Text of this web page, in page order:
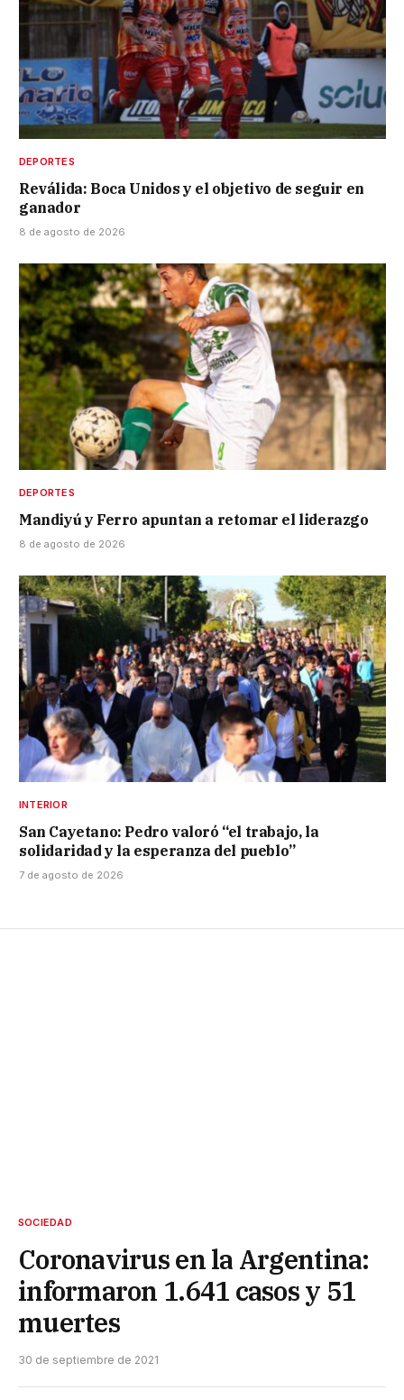
DEPORTES
Reválida: Boca Unidos y el objetivo de seguir en
ganador
8 de agosto de 2026
DEPORTES
Mandiyú y Ferro apuntan a retomar el liderazgo
8 de agosto de 2026
INTERIOR
San Cayetano: Pedro valoró “el trabajo, la
solidaridad y la esperanza del pueblo”
7 de agosto de 2026
SOCIEDAD
Coronavirus en la Argentina:
informaron 1.641 casos y 51
muertes
30 de septiembre de 2021